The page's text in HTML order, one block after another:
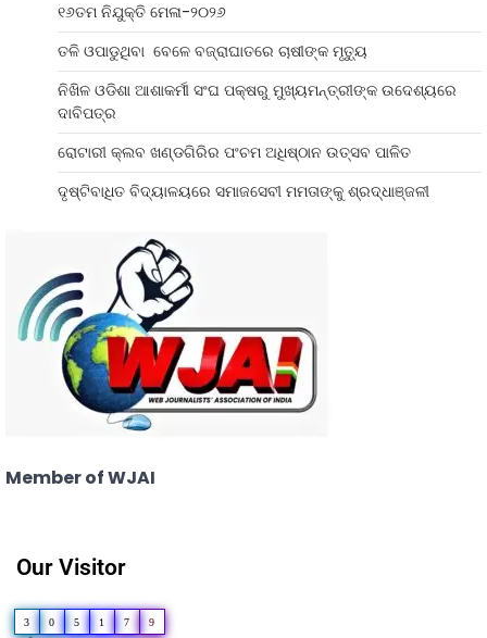
୧୬ତମ ନିଯୁକ୍ତି ମେଳା-୨୦୨୬
ତଳି ଓପାଡୁଥିବା ବେଳେ ବଜ୍ରାଘାତରେ ଚାଷୀଙ୍କ ମୃତ୍ୟୁ
ନିଖିଳ ଓଡିଶା ଆଶାକର୍ମୀ ସଂଘ ପକ୍ଷରୁ ମୁଖ୍ୟମନ୍ତ୍ରୀଙ୍କ ଉଦେଶ୍ୟରେ
ଦାବିପତ୍ର
ରୋଟାରୀ କ୍ଲବ ଖଣ୍ଡଗିରିର ପଂଚମ ଅଧିଷ୍ଠାନ ଉତ୍ସବ ପାଳିତ
ଦୃଷ୍ଟିବାଧିତ ବିଦ୍ୟାଳୟରେ ସମାଜସେବୀ ମମତାଙ୍କୁ ଶ୍ରଦ୍ଧାଞ୍ଜଳୀ
Member of WJAI
Our Visitor
3 0 5 1 7 9